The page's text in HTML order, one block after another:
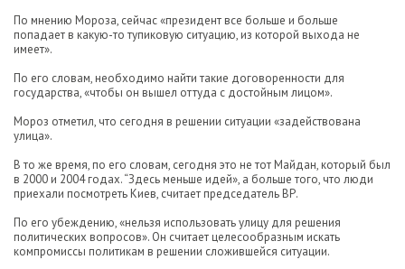
По мнению Мороза, сейчас «президент все больше и больше
попадает в какую-то тупиковую ситуацию, из которой выхода не
имеет».
По его словам, необходимо найти такие договоренности для
государства, «чтобы он вышел оттуда с достойным лицом».
Мороз отметил, что сегодня в решении ситуации «задействована
улица».
В то же время, по его словам, сегодня это не тот Майдан, который был
в 2000 и 2004 годах. “Здесь меньше идей», а больше того, что люди
приехали посмотреть Киев, считает председатель ВР.
По его убеждению, «нельзя использовать улицу для решения
политических вопросов». Он считает целесообразным искать
компромиссы политикам в решении сложившейся ситуации.